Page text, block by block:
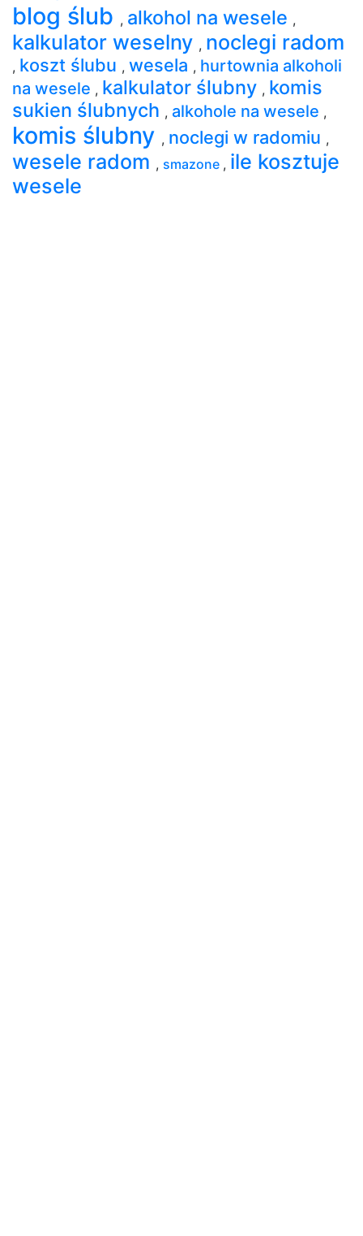
blog ślub , alkohol na wesele ,
kalkulator weselny , noclegi radom
, koszt ślubu , wesela , hurtownia alkoholi
na wesele , kalkulator ślubny , komis
sukien ślubnych , alkohole na wesele ,
komis ślubny , noclegi w radomiu ,
wesele radom , smazone , ile kosztuje
wesele